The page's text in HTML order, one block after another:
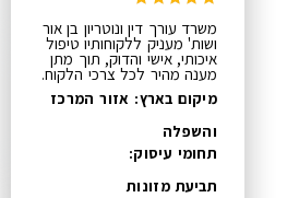
משרד עורך דין ונוטריון בן אור
ושות' מעניק ללקוחותיו טיפול
איכותי, אישי והדוק, תוך מתן
מענה מהיר לכל צרכי הלקוח.
מיקום בארץ: אזור המרכז
והשפלה
תחומי עיסוק:
תביעת מזונות